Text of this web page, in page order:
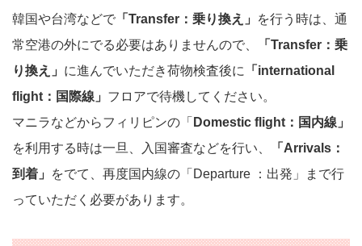
韓国や台湾などで 「Transfer：乗り換え」
を行う時は、通
常空港の外にでる必要はありませんので、
「Transfer：乗
り換え」 に進んでいただき荷物検査後に
「international
flight：国際線」 フロアで待機してください。
マニラなどからフィリピンの「 Domestic flight：国内線」
を利用する時は一旦、入国審査などを行い、
「Arrivals：
到着」
をでて、再度国内線の「Departure ：出発」まで行
っていただく必要があります。